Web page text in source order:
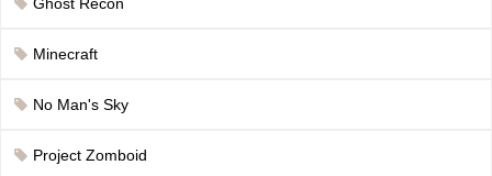
Minecraft
No Man's Sky
Project Zomboid